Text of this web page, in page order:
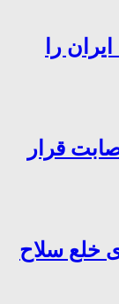
را
قرار
خلع سلاح